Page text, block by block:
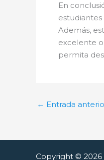
En
Además,
excelente
permita
← Entrada
Copyright ©